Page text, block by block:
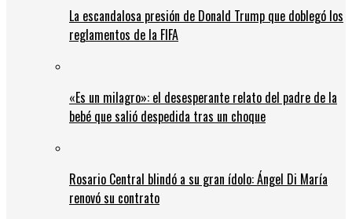
La escandalosa presión de Donald Trump que doblegó los
reglamentos de la FIFA
«Es un milagro»: el desesperante relato del padre de la
bebé que salió despedida tras un choque
Rosario Central blindó a su gran ídolo: Ángel Di María
renovó su contrato